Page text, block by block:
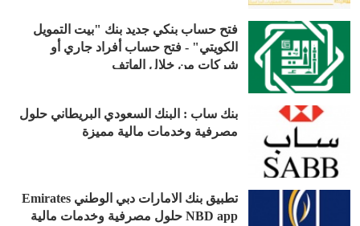
فتح حساب بنكي جديد بنك "بيت التمويل
الكويتي" - فتح حساب أفراد جاري أو
شركات من خلال الهاتف
بنك ساب : البنك السعودي البريطاني حلول
مصرفية وخدمات مالية مميزة
تطبيق بنك الامارات دبي الوطني Emirates
NBD app حلول مصرفية وخدمات مالية